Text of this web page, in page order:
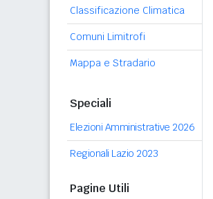
Classificazione Climatica
Comuni Limitrofi
Mappa e Stradario
Speciali
Elezioni Amministrative 2026
Regionali Lazio 2023
Pagine Utili